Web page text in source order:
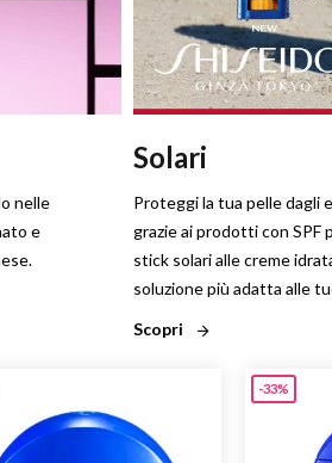
nelle
e
Solari
Proteggi la tua pelle dagli
grazie ai prodotti con SPF
stick solari alle creme
soluzione più adatta alle
Scopri
-33%